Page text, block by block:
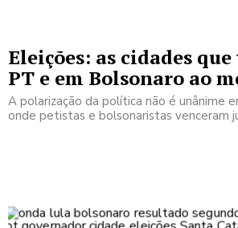
Eleições: as cidades
PT e em Bolsonaro ao
A polarização da política não é unânime
onde petistas e bolsonaristas venceram